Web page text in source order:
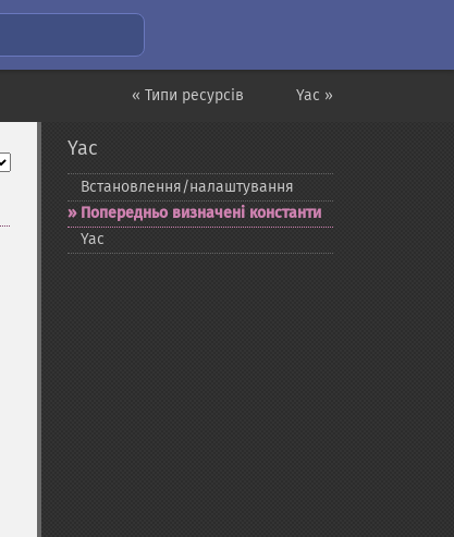
Yac »
« Типи ресурсів
Yac
Встановлення/налаштування
Попередньо визначені константи
Yac